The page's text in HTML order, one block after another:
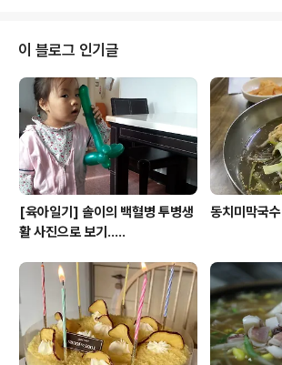
사바로알기 수업으로 시작했습니다. 아래의 사진은 수업사
이 블로그 인기글
[육아일기] 솔이의 백혈병 투병생
활 사진으로 보기.....
동치미막국수